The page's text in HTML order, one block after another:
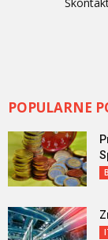
POPULARNE